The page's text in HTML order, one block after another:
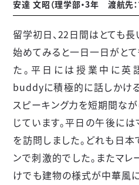
安達 文昭（理学部・3年 渡航先：
留学初日、22日間はとても長
始めてみると一日一日がとて
た。平日には授業中に英
buddyに積極的に話しかけ
スピーキング力を短期間な
じています。平日の午後に
を訪問しました。どれも日
ンで刺激的でした。またマ
けでも建物の様式が中華風